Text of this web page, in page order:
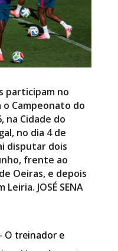
participam no
Campeonato do
na Cidade do
no dia 4 de
disputar dois
frente ao
Oeiras, e depois
JOSÉ SENA
O treinador e